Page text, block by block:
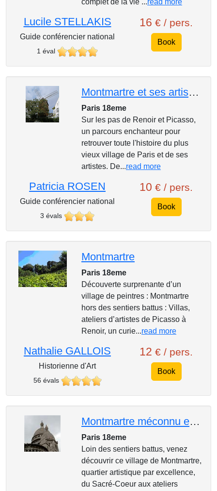
Lucile STELLAKIS
Guide conférencier national
1 éval
16 € / pers.
Book
Montmartre et ses artistes
Paris 18eme
Sur les pas de Renoir et Picasso,
un parcours enchanteur pour
retrouver toute l'histoire du plus
vieux village de Paris et de ses
artistes. De...read more
Patricia ROSEN
Guide conférencier national
3 évals
10 € / pers.
Book
Montmartre
Paris 18eme
Découverte surprenante d’un
village de peintres : Montmartre
hors des sentiers battus : Villas,
ateliers d’artistes de Picasso à
Renoir, un curie...read more
Nathalie GALLOIS
Historienne d'Art
56 évals
12 € / pers.
Book
Montmartre méconnu et insolite
Paris 18eme
Loin des sentiers battus, venez
découvrir ce village de Montmartre,
quartier artistique par excellence,
du Sacré-Coeur aux ateliers